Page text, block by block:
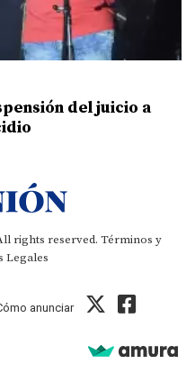
del juicio a
rights reserved. Términos y
Legales
anunciar